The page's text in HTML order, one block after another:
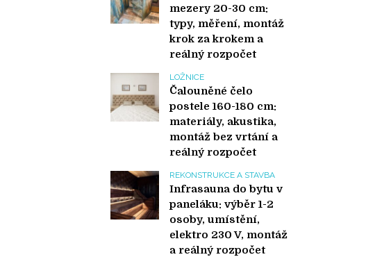
mezery 20-30 cm:
typy, měření, montáž
krok za krokem a
reálný rozpočet
LOŽNICE
Čalouněné čelo
postele 160-180 cm:
materiály, akustika,
montáž bez vrtání a
reálný rozpočet
REKONSTRUKCE A STAVBA
Infrasauna do bytu v
paneláku: výběr 1-2
osoby, umístění,
elektro 230 V, montáž
a reálný rozpočet